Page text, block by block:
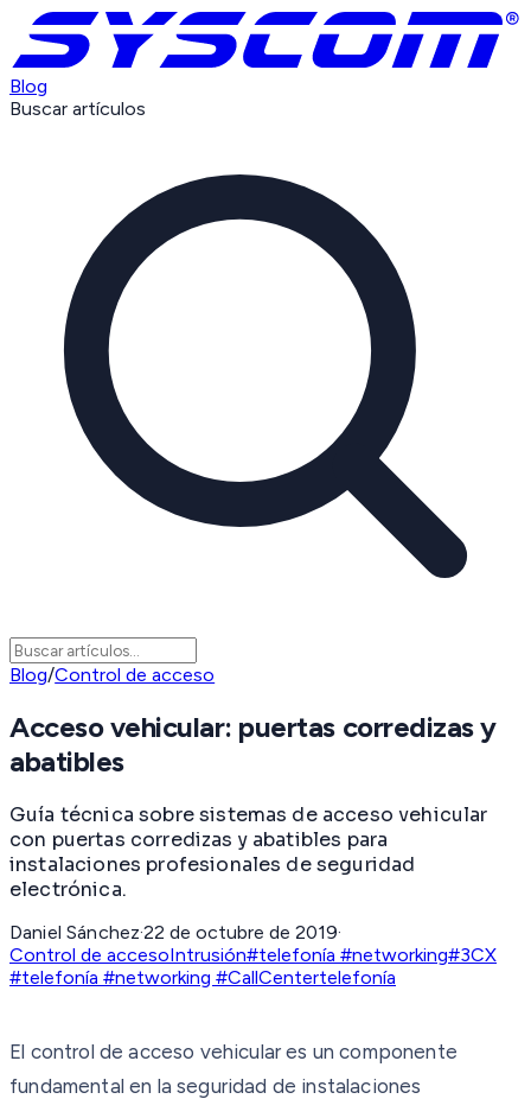
Blog
Buscar artículos
Blog/Control de acceso
Acceso vehicular: puertas corredizas y
abatibles
Guía técnica sobre sistemas de acceso vehicular
con puertas corredizas y abatibles para
instalaciones profesionales de seguridad
electrónica.
Daniel Sánchez·22 de octubre de 2019·
Control de accesoIntrusión#telefonía #networking#3CX
#telefonía #networking #CallCentertelefonía
El control de acceso vehicular es un componente
fundamental en la seguridad de instalaciones